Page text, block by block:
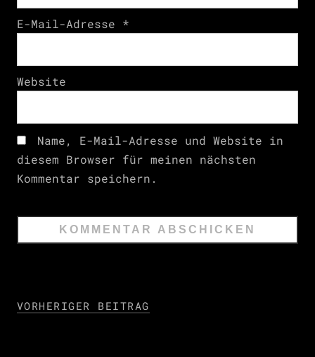
E-Mail-Adresse *
Website
Name, E-Mail-Adresse und Website in
diesem Browser für meinen nächsten
Kommentar speichern.
VORHERIGER BEITRAG